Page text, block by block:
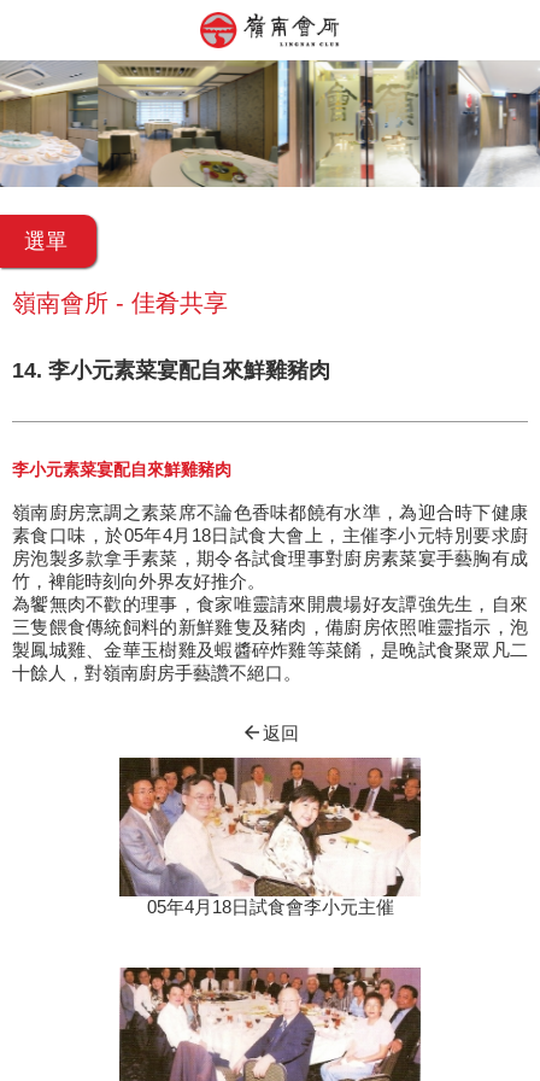
選單
嶺南會所 - 佳肴共享
14. 李小元素菜宴配自來鮮雞豬肉
李小元素菜宴配自來鮮雞豬肉
嶺南廚房烹調之素菜席不論色香味都饒有水準，為迎合時下健康
素食口味，於05年4月18日試食大會上，主催李小元特別要求廚
房泡製多款拿手素菜，期令各試食理事對廚房素菜宴手藝胸有成
竹，裨能時刻向外界友好推介。
為饗無肉不歡的理事，食家唯靈請來開農場好友譚強先生，自來
三隻餵食傳統飼料的新鮮雞隻及豬肉，備廚房依照唯靈指示，泡
製鳳城雞、金華玉樹雞及蝦醬碎炸雞等菜餚，是晚試食聚眾凡二
十餘人，對嶺南廚房手藝讚不絕口。
arrow_back返回
05年4月18日試食會李小元主催